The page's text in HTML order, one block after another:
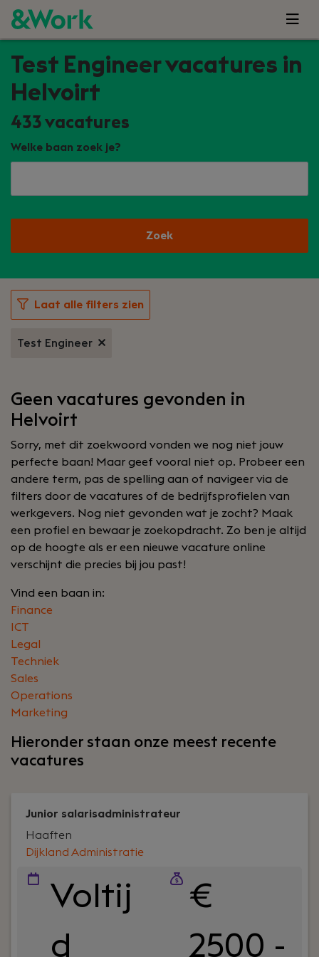
Test Engineer vacatures in
Helvoirt
433 vacatures
Welke baan zoek je?
Zoek
Laat alle filters zien
Test Engineer
Geen vacatures gevonden in
Helvoirt
Sorry, met dit zoekwoord vonden we nog niet jouw
perfecte baan! Maar geef vooral niet op. Probeer een
andere term, pas de spelling aan of navigeer via de
filters door de vacatures of de bedrijfsprofielen van
werkgevers. Nog niet gevonden wat je zocht? Maak
een profiel en bewaar je zoekopdracht. Zo ben je altijd
op de hoogte als er een nieuwe vacature online
verschijnt die precies bij jou past!
Vind een baan in:
Finance
ICT
Legal
Techniek
Sales
Operations
Marketing
Hieronder staan onze meest recente
vacatures
Junior salarisadministrateur
Dijkland Administratie
Haaften
Voltij
d
€
2500 -